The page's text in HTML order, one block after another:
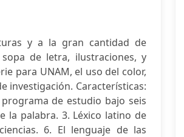
y a la gran cantidad de
de letra, ilustraciones, y
para UNAM, el uso del color,
investigación. Características:
de estudio bajo seis
la palabra. 3. Léxico latino de
6. El lenguaje de las